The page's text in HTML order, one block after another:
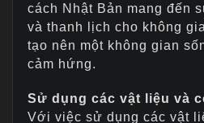
cách Nhật Bản mang đến
và thanh lịch cho không
tạo nên một không gian
cảm hứng.
Sử dụng các vật liệu và
Với việc sử dụng các vật